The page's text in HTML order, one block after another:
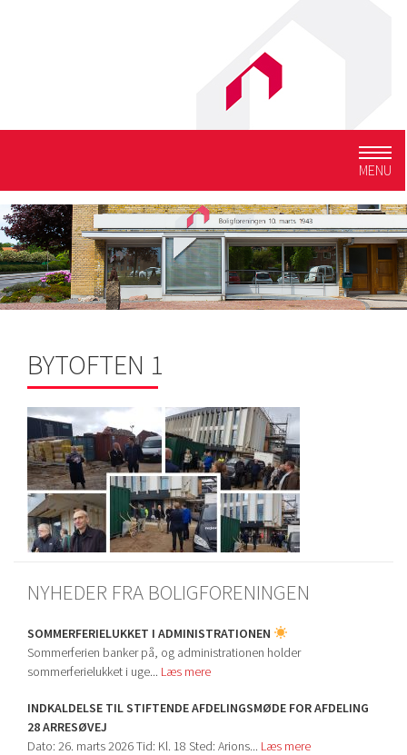
MENU
BYTOFTEN 1
NYHEDER FRA BOLIGFORENINGEN
SOMMERFERIELUKKET I ADMINISTRATIONEN
Sommerferien banker på, og administrationen holder
sommerferielukket i uge... Læs mere
INDKALDELSE TIL STIFTENDE AFDELINGSMØDE FOR AFDELING
28 ARRESØVEJ
Dato: 26. marts 2026 Tid: Kl. 18 Sted: Arions... Læs mere